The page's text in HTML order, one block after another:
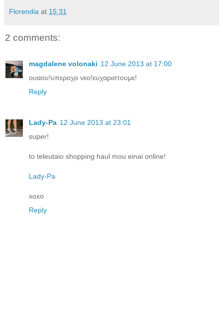
Florendia at 15:31
2 comments:
magdalene volonaki 12 June 2013 at 17:00
ουαου!υπεροχο νεο!ευχαριστουμε!
Reply
Lady-Pa 12 June 2013 at 23:01
super!
to teleutaio shopping haul mou einai online!
Lady-Pa
xoxo
Reply